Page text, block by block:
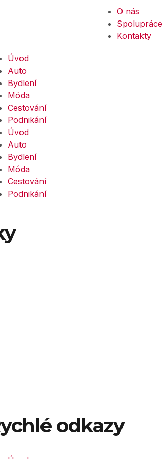
O nás
Spolupráce
Kontakty
Úvod
Auto
Bydlení
Móda
Cestování
Podnikání
Úvod
Auto
Bydlení
Móda
Cestování
Podnikání
odkazy